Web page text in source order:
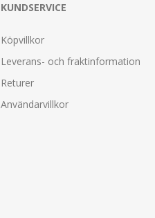
KUNDSERVICE
Köpvillkor
Leverans- och fraktinformation
Returer
Användarvillkor